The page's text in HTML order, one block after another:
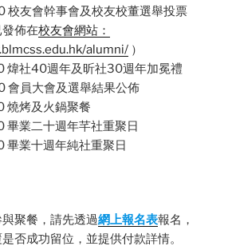
校友會幹事會及校友校董選舉投票
發佈在校友會網站：
alumni/ ）
煒社40週年及昕社30週年加冕禮
會員大會及選舉結果公佈
燒烤及火鍋聚餐
畢業二十週年芊社重聚日
畢業十週年純社重聚日
聚餐，請先透過網上報名表報名，
否成功留位，並提供付款詳情。